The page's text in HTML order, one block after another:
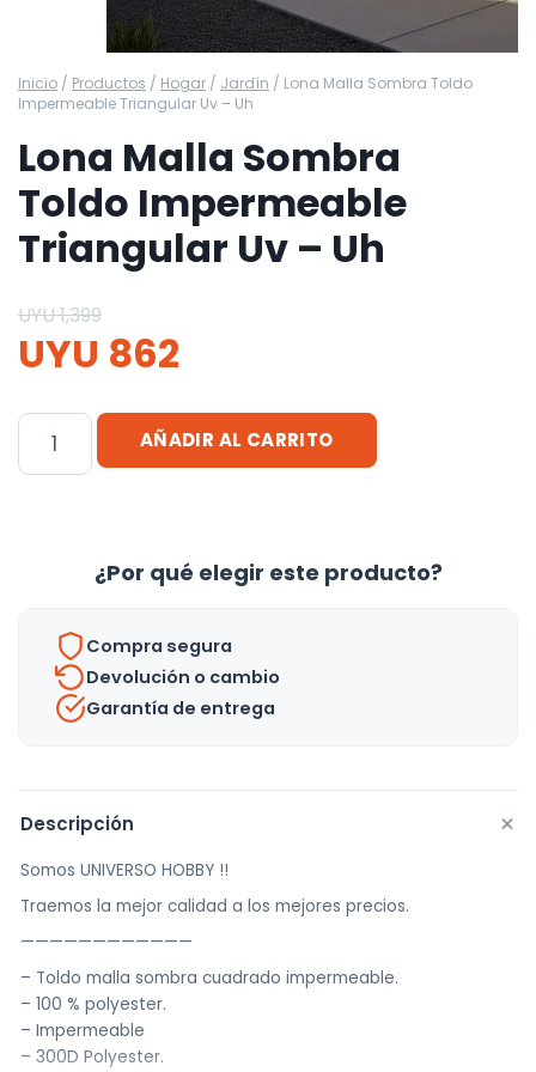
Inicio / Productos / Hogar / Jardín / Lona Malla Sombra Toldo
Impermeable Triangular Uv – Uh
Lona Malla Sombra
Toldo Impermeable
Triangular Uv – Uh
UYU1,399
UYU 862
Lona
Malla
Triangular
cantidad
AÑADIR AL CARRITO
¿Por qué elegir este producto?
Compra segura
Devolución o cambio
Garantía de entrega
Descripción +
Somos UNIVERSO HOBBY !!
Traemos la mejor calidad a los mejores precios.
————————————
– Toldo malla sombra cuadrado impermeable.
– 100 % polyester.
– Impermeable
– 300D Polyester.